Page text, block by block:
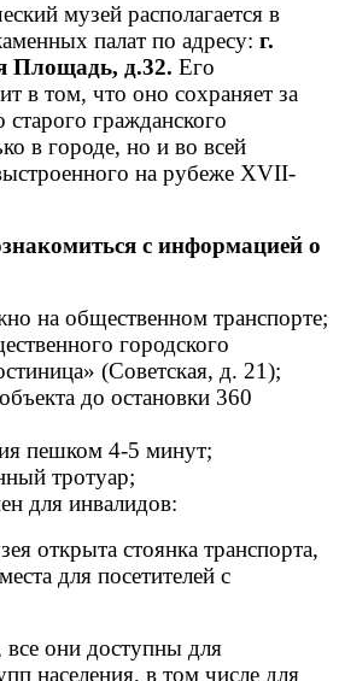
музей располагается в
палат по адресу: г.
Площадь, д.32. Его
в том, что оно сохраняет за
старого гражданского
в городе, но и во всей
на рубеже XVII-
с информацией о
на общественном транспорте;
городского
(Советская, д. 21);
до остановки 360
пешком 4-5 минут;
тротуар;
для инвалидов:
открыта стоянка транспорта,
для посетителей с
все они доступны для
населения, в том числе для